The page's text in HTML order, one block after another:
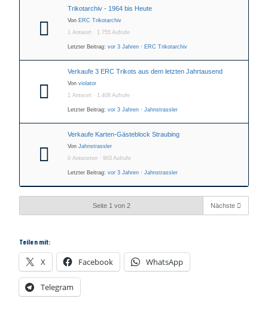
Trikotarchiv - 1964 bis Heute
Von ERC Trikotarchiv
1 Antwort · 1.755 Aufrufe
Letzter Beitrag: vor 3 Jahren · ERC Trikotarchiv
Verkaufe 3 ERC Trikots aus dem letzten Jahrtausend
Von violator
1 Antwort · 1.408 Aufrufe
Letzter Beitrag: vor 3 Jahren · Jahnstrassler
Verkaufe Karten-Gästeblock Straubing
Von Jahnstrassler
0 Antworten · 903 Aufrufe
Letzter Beitrag: vor 3 Jahren · Jahnstrassler
Seite 1 von 2 Nächste
Teilen mit:
X Facebook WhatsApp
Telegram